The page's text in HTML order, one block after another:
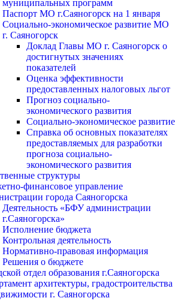
муниципальных программ
Паспорт МО г.Саяногорск на 1 января
Социально-экономическое развитие МО
г. Саяногорск
Доклад Главы МО г. Саяногорск о
достигнутых значениях
показателей
Оценка эффективности
предоставленных налоговых льгот
Прогноз социально-
экономического развития
Социально-экономическое развитие
Справка об основных показателях
предоставляемых для разработки
прогноза социально-
экономического развития
структуры
финансовое управление
города Саяногорска
Деятельность «БФУ администрации
г.Саяногорска»
Исполнение бюджета
Контрольная деятельность
Нормативно-правовая информация
Решения о бюджете
отдел образования г.Саяногорска
архитектуры, градостроительства
г. Саяногорска